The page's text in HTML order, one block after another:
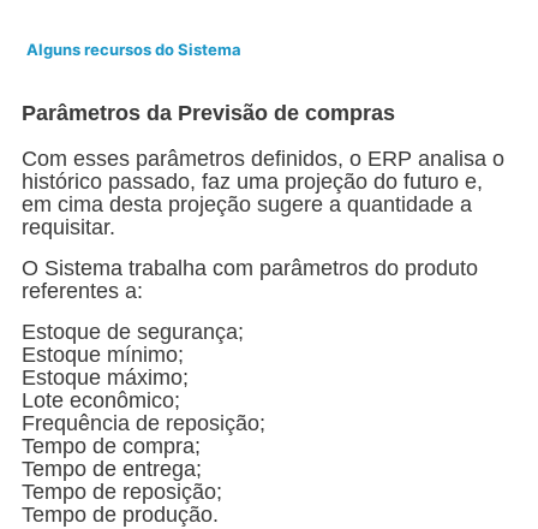
Alguns recursos do Sistema
Parâmetros da Previsão de compras
Com esses parâmetros definidos, o ERP analisa o
histórico passado, faz uma projeção do futuro e,
em cima desta projeção sugere a quantidade a
requisitar.
O Sistema trabalha com parâmetros do produto
referentes a:
Estoque de segurança;
Estoque mínimo;
Estoque máximo;
Lote econômico;
Frequência de reposição;
Tempo de compra;
Tempo de entrega;
Tempo de reposição;
Tempo de produção.